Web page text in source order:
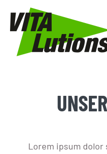
Inhalt
springen
Personal Coaching
Lorem ipsum